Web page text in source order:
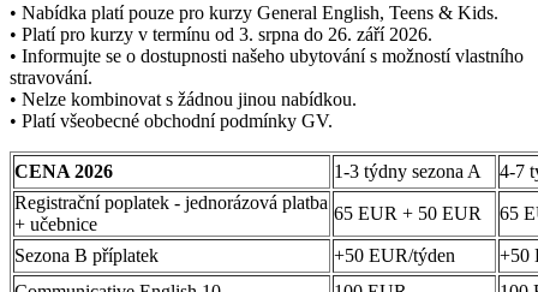
• Nabídka platí pouze pro kurzy General English, Teens & Kids.
• Platí pro kurzy v termínu od 3. srpna do 26. září 2026.
• Informujte se o dostupnosti našeho ubytování s možností vlastního
stravování.
• Nelze kombinovat s žádnou jinou nabídkou.
• Platí všeobecné obchodní podmínky GV.
CENA 2026 1-3 týdny sezona A
4-7
Registrační poplatek - jednorázová platba
+ učebnice
65 EUR + 50 EUR 65
Sezona B příplatek +50 EUR/týden
+50